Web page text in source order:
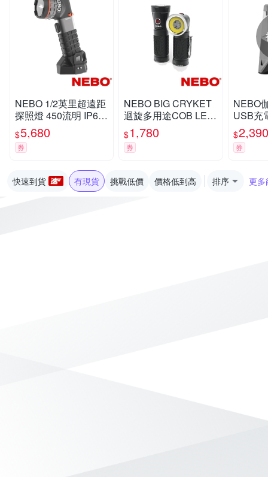
NEBO 1/2英里超遠距
探照燈 450流明 IP67
(NEB-SPT-1003-G)
$5,680
券
NEBO BIG CRYKET
迴旋多用途COB LED
工作手電筒(NE6666T
B)
$1,780
券
NEBO
USB充
G)
$2,390
券
快速到貨 有現貨 挑戰低價 價格低到高 排序 更多